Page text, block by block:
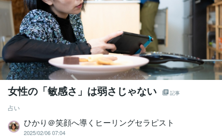
女性の「敏感さ」は弱さじゃない 記事
占い
ひかり＠笑顔へ導くヒーリングセラピスト
2025/02/06 07:04